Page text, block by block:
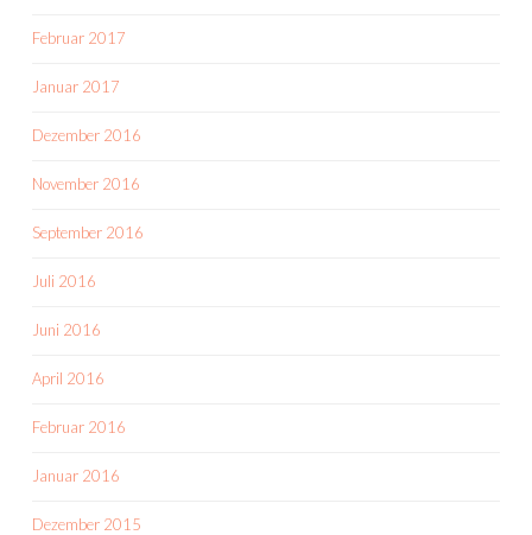
Februar 2017
Januar 2017
Dezember 2016
November 2016
September 2016
Juli 2016
Juni 2016
April 2016
Februar 2016
Januar 2016
Dezember 2015